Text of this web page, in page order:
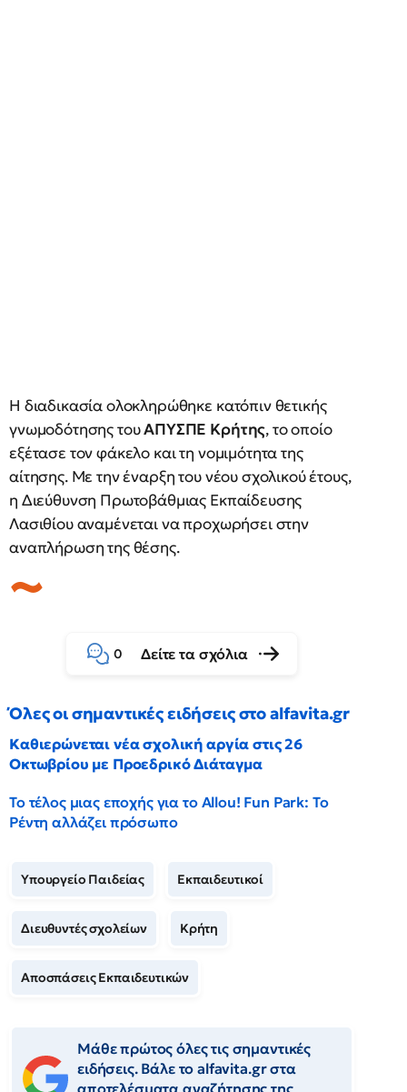
Η διαδικασία ολοκληρώθηκε κατόπιν θετικής
γνωμοδότησης τουΑΠΥΣΠΕ Κρήτης, το οποίο
εξέτασε τον φάκελο και τη νομιμότητα της
αίτησης. Με την έναρξη του νέου σχολικού έτους,
η Διεύθυνση Πρωτοβάθμιας Εκπαίδευσης
Λασιθίου αναμένεται να προχωρήσει στην
αναπλήρωση της θέσης.
0 Δείτε τα σχόλια
Όλες οι σημαντικές ειδήσεις στο alfavita.gr
Καθιερώνεται νέα σχολική αργία στις 26
Οκτωβρίου με Προεδρικό Διάταγμα
Το τέλος μιας εποχής για το Allou! Fun Park: Το
Ρέντη αλλάζει πρόσωπο
Υπουργείο Παιδείας Εκπαιδευτικοί
Διευθυντές σχολείων Κρήτη
Αποσπάσεις Εκπαιδευτικών
Μάθε πρώτος όλες τις σημαντικές
ειδήσεις. Βάλε το alfavita.gr στα
αποτελέσματα αναζήτησης της